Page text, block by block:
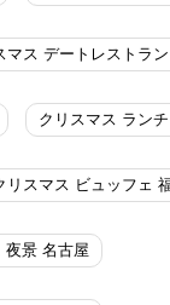
マス デートレストラン
クリスマス ラン
リスマス ビュッフェ
夜景 名古屋